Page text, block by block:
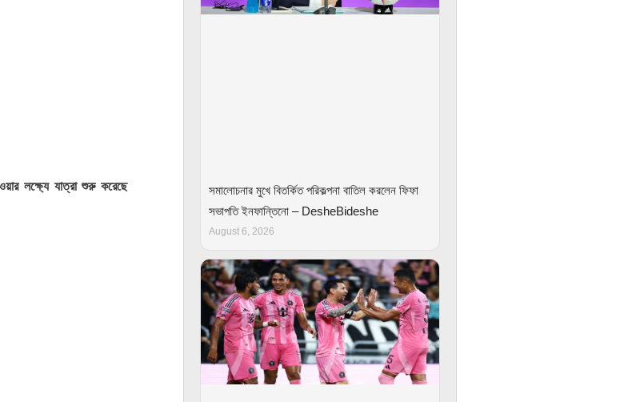
লক্ষ্যে যাত্রা শুরু করেছে
সমালোচনার মুখে বিতর্কিত পরিকল্পনা বাতিল করলেন ফিফা
সভাপতি ইনফান্তিনো – DesheBideshe
August 6, 2026